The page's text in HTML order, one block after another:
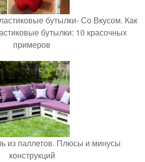
бутылки- Со Вкусом. Как
бутылки: 10 красочных
примеров
из паллетов. Плюсы и минусы
конструкций